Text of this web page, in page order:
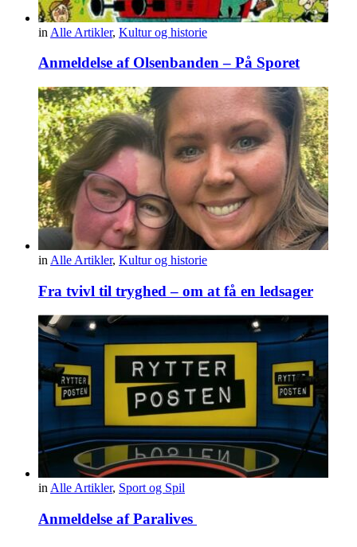
in Alle Artikler, Kultur og historie
Anmeldelse af Olsenbanden – På Sporet
in Alle Artikler, Kultur og historie
Fra tvivl til tryghed – om at få en ledsager
inAlle Artikler, Sport og Spil
Anmeldelse af Paralives